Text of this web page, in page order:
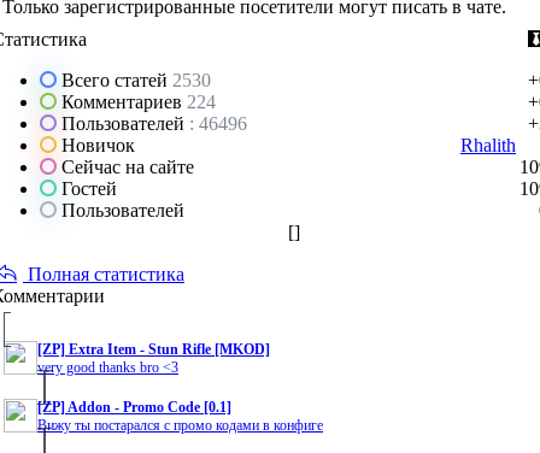
Только зарегистрированные посетители могут писать в чате.
Всего статей 2530
Комментариев 224
Пользователей : 46496
Новичок
Rhalith
Сейчас на сайте
Гостей
Пользователей
[]
Полная статистика
[ZP] Extra Item - Stun Rifle [MKOD]
very good thanks bro <3
[ZP] Addon - Promo Code [0.1]
Вижу ты постарался с промо кодами в конфиге